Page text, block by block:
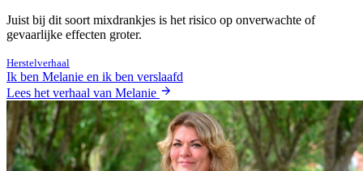
Juist bij dit soort mixdrankjes is het risico op onverwachte of
gevaarlijke effecten groter.
Herstelverhaal
Ik ben Melanie en ik ben verslaafd
Lees het verhaal van Melanie